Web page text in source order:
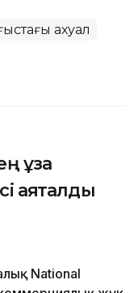
ахуал
ұзақ
аяқталды
National